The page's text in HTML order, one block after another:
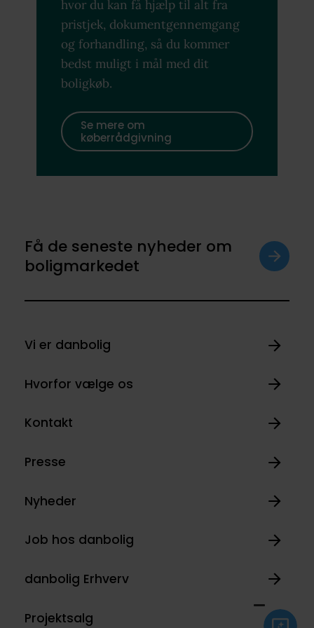
hvor du kan få hjælp til alt fra
pristjek, dokumentgennemgang
og forhandling, så du kommer
bedst muligt i mål med dit
boligkøb.
Se mere om
køberrådgivning
Få de seneste nyheder om
boligmarkedet
Vi er danbolig
Hvorfor vælge os
Kontakt
Presse
Nyheder
Job hos danbolig
danbolig Erhverv
Projektsalg